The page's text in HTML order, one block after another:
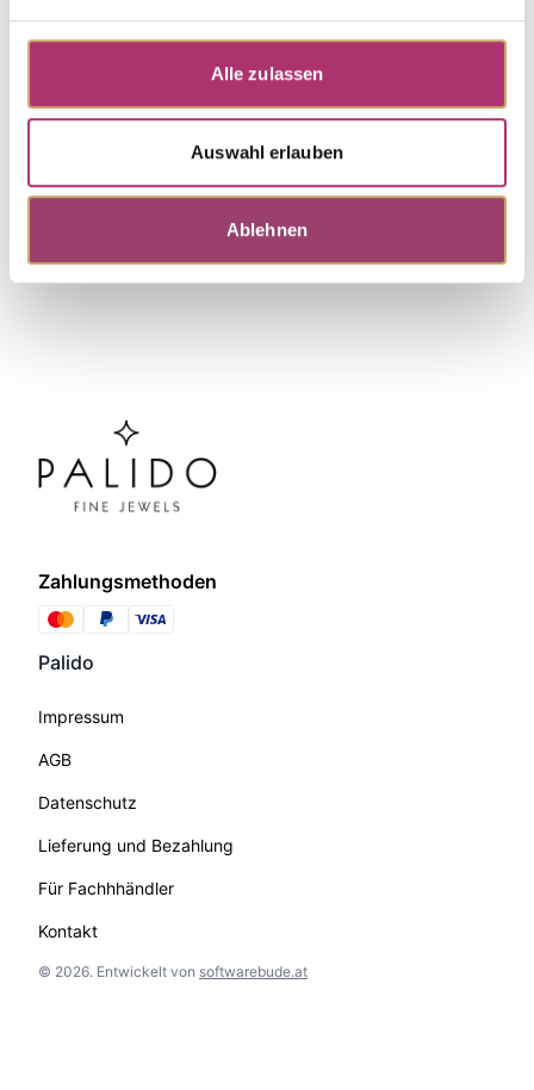
Alle zulassen
Auswahl erlauben
Ablehnen
Nicht auf Lager
Joy · Ring · Weißgold 750 · Brillant 0,07ct H/SI
Weitere Stücke entdecken.
Zahlungsmethoden
Palido
Impressum
AGB
Datenschutz
Lieferung und Bezahlung
Für Fachhhändler
Kontakt
© 2026. Entwickelt von softwarebude.at